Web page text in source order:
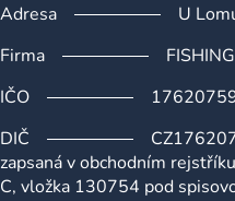
Adresa
U
Firma
IČO
DIČ
zapsaná v obchodním
C, vložka 130754 pod